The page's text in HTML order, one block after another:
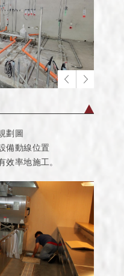
劃圖
備動線位置
效率地施工。